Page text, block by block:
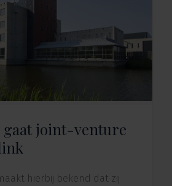
gaat joint-venture
hierbij bekend dat zij